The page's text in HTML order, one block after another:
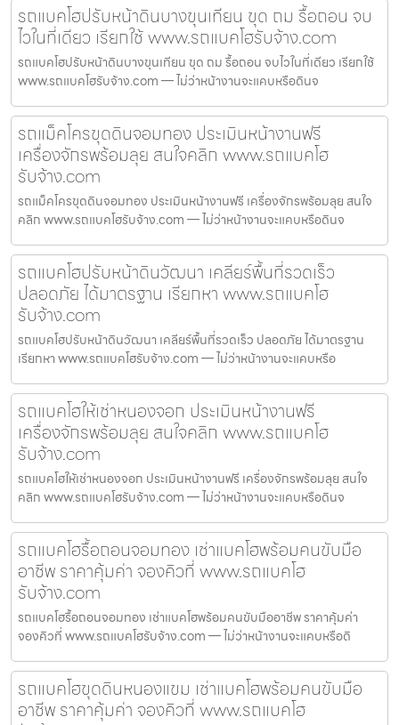
รถแบคโฮปรับหน้าดินบางขุนเทียน ขุด ถม รื้อถอน จบ
ไวในที่เดียว เรียกใช้ www.รถแบคโฮรับจ้าง.com
รถแบคโฮปรับหน้าดินบางขุนเทียน ขุด ถม รื้อถอน จบไวในที่เดียว เรียกใช้
www.รถแบคโฮรับจ้าง.com — ไม่ว่าหน้างานจะแคบหรือดินจ
รถแม็คโครขุดดินจอมทอง ประเมินหน้างานฟรี
เครื่องจักรพร้อมลุย สนใจคลิก www.รถแบคโฮ
รับจ้าง.com
รถแม็คโครขุดดินจอมทอง ประเมินหน้างานฟรี เครื่องจักรพร้อมลุย สนใจ
คลิก www.รถแบคโฮรับจ้าง.com — ไม่ว่าหน้างานจะแคบหรือดินจ
รถแบคโฮปรับหน้าดินวัฒนา เคลียร์พื้นที่รวดเร็ว
ปลอดภัย ได้มาตรฐาน เรียกหา www.รถแบคโฮ
รับจ้าง.com
รถแบคโฮปรับหน้าดินวัฒนา เคลียร์พื้นที่รวดเร็ว ปลอดภัย ได้มาตรฐาน
เรียกหา www.รถแบคโฮรับจ้าง.com — ไม่ว่าหน้างานจะแคบหรือ
รถแบคโฮให้เช่าหนองจอก ประเมินหน้างานฟรี
เครื่องจักรพร้อมลุย สนใจคลิก www.รถแบคโฮ
รับจ้าง.com
รถแบคโฮให้เช่าหนองจอก ประเมินหน้างานฟรี เครื่องจักรพร้อมลุย สนใจ
คลิก www.รถแบคโฮรับจ้าง.com — ไม่ว่าหน้างานจะแคบหรือดินจ
รถแบคโฮรื้อถอนจอมทอง เช่าแบคโฮพร้อมคนขับมือ
อาชีพ ราคาคุ้มค่า จองคิวที่ www.รถแบคโฮ
รับจ้าง.com
รถแบคโฮรื้อถอนจอมทอง เช่าแบคโฮพร้อมคนขับมืออาชีพ ราคาคุ้มค่า
จองคิวที่ www.รถแบคโฮรับจ้าง.com — ไม่ว่าหน้างานจะแคบหรือดิ
รถแบคโฮขุดดินหนองแขม เช่าแบคโฮพร้อมคนขับมือ
อาชีพ ราคาคุ้มค่า จองคิวที่ www.รถแบคโฮ